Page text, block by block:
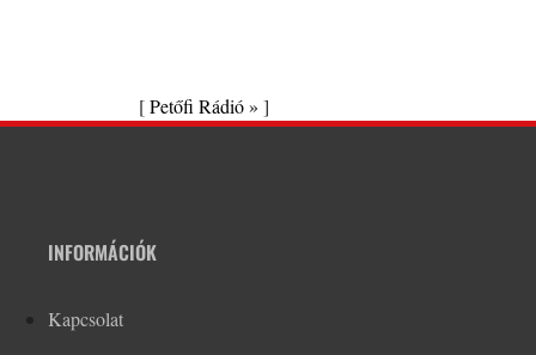
[Petőfi Rádió » ]
INFORMÁCIÓK
Kapcsolat